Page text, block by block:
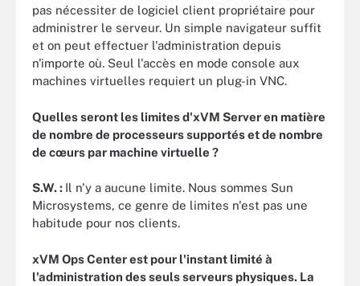
pas nécessiter de logiciel client propriétaire pour
administrer le serveur. Un simple navigateur suffit
et on peut effectuer l'administration depuis
n'importe où. Seul l'accès en mode console aux
machines virtuelles requiert un plug-in VNC.
Quelles seront les limites d'xVM Server en matière
de nombre de processeurs supportés et de nombre
de cœurs par machine virtuelle ?
S.W. : Il n'y a aucune limite. Nous sommes Sun
Microsystems, ce genre de limites n'est pas une
habitude pour nos clients.
xVM Ops Center est pour l'instant limité à
l'administration des seuls serveurs physiques. La